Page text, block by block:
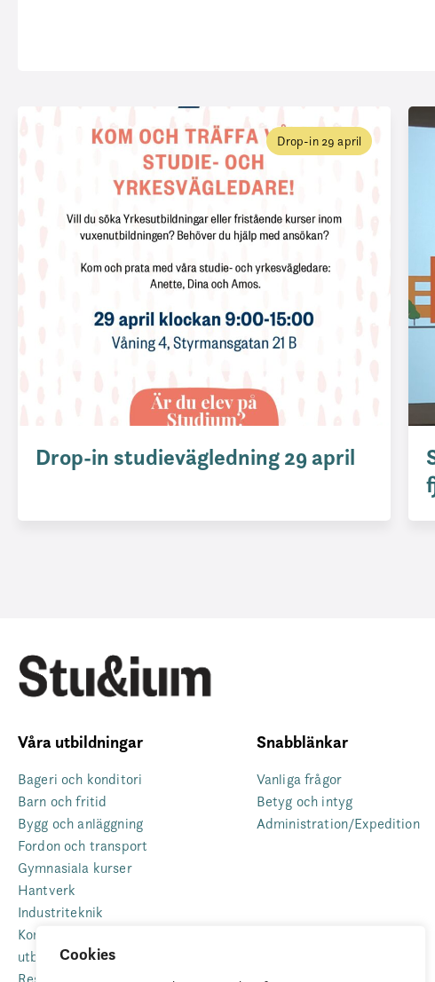
Cookies
Drop-in 29 april
Drop-in studievägledning 29 april
Våra utbildningar
Bageri och konditori
Barn och fritid
Bygg och anläggning
Fordon och transport
Gymnasiala kurser
Hantverk
Industriteknik
Komvux som anpassad
utbildning
Snabblänkar
Vanliga frågor
Betyg och intyg
Administration/Expedition